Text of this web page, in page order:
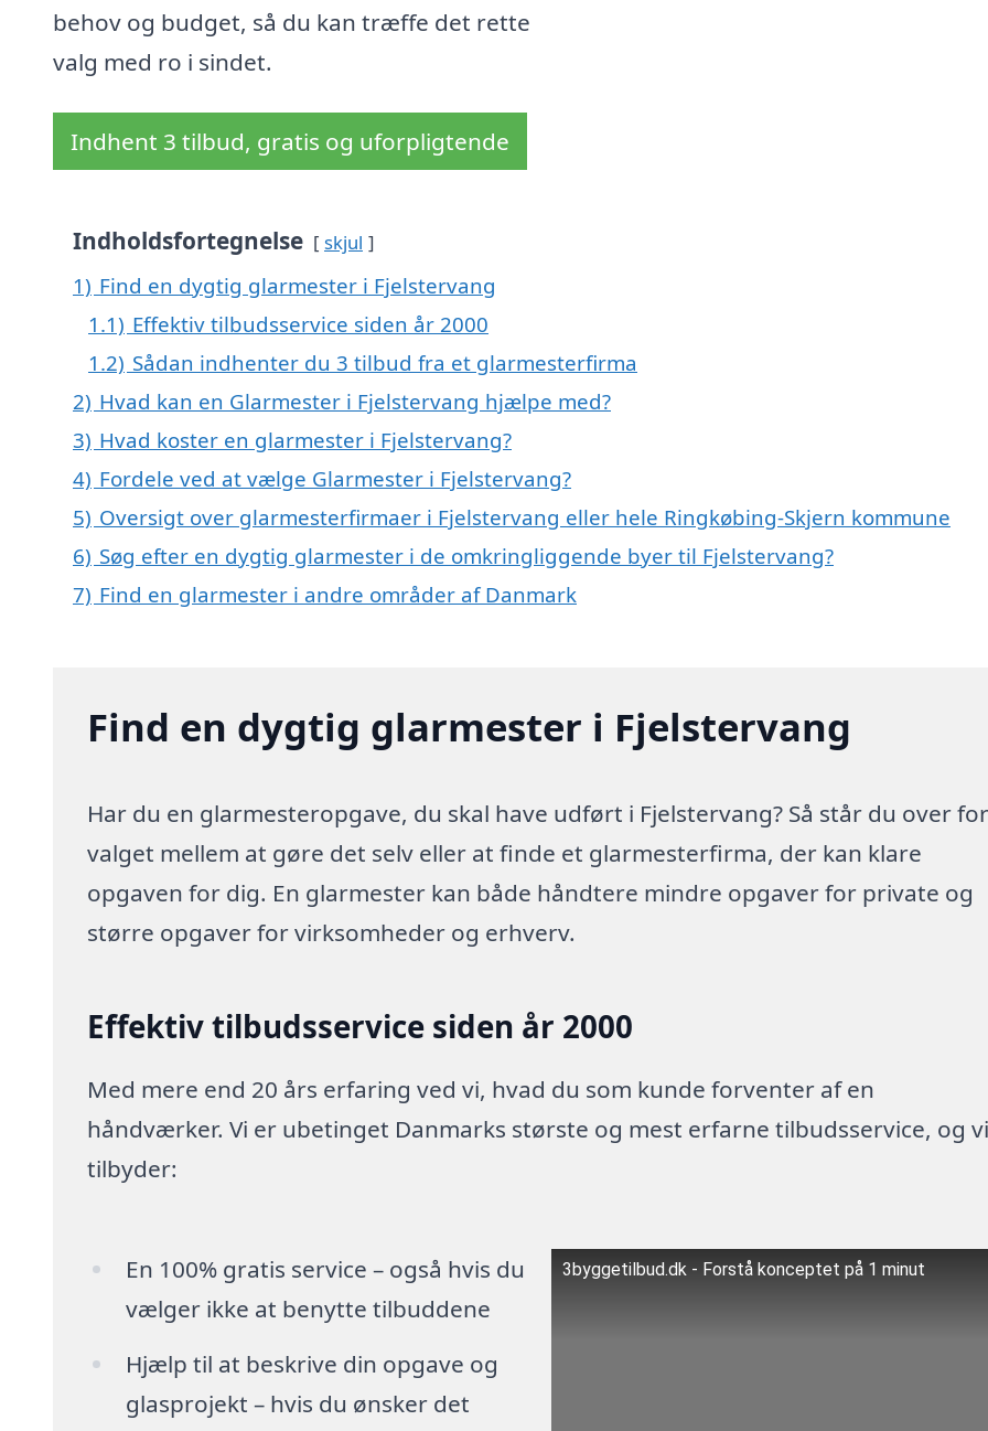
behov og budget, så du kan træffe det rette
valg med ro i sindet.
Indhent 3 tilbud, gratis og uforpligtende
Indholdsfortegnelse skjul
1) Find en dygtig glarmester i Fjelstervang
1.1) Effektiv tilbudsservice siden år 2000
1.2) Sådan indhenter du 3 tilbud fra et glarmesterfirma
2) Hvad kan en Glarmester i Fjelstervang hjælpe med?
3) Hvad koster en glarmester i Fjelstervang?
4) Fordele ved at vælge Glarmester i Fjelstervang?
5) Oversigt over glarmesterfirmaer i Fjelstervang eller hele Ringkøbing-Skjern kommune
6) Søg efter en dygtig glarmester i de omkringliggende byer til Fjelstervang?
7) Find en glarmester i andre områder af Danmark
Find en dygtig glarmester i Fjelstervang
Har du en glarmesteropgave, du skal have udført i Fjelstervang? Så står du over
valget mellem at gøre det selv eller at finde et glarmesterfirma, der kan klare
opgaven for dig. En glarmester kan både håndtere mindre opgaver for private og
større opgaver for virksomheder og erhverv.
Effektiv tilbudsservice siden år 2000
Med mere end 20 års erfaring ved vi, hvad du som kunde forventer af en
håndværker. Vi er ubetinget Danmarks største og mest erfarne tilbudsservice, og
tilbyder:
En 100% gratis service – også hvis du
vælger ikke at benytte tilbuddene
Hjælp til at beskrive din opgave og
glasprojekt – hvis du ønsker det
3byggetilbud.dk - Forstå konceptet på 1 minut